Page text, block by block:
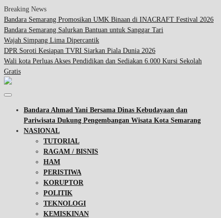
Breaking News
Bandara Semarang Promosikan UMK Binaan di INACRAFT Festival 2026
Bandara Semarang Salurkan Bantuan untuk Sanggar Tari
Wajah Simpang Lima Dipercantik
DPR Soroti Kesiapan TVRI Siarkan Piala Dunia 2026
Wali kota Perluas Akses Pendidikan dan Sediakan 6.000 Kursi Sekolah
Gratis
Bandara Ahmad Yani Bersama Dinas Kebudayaan dan
Pariwisata Dukung Pengembangan Wisata Kota Semarang
NASIONAL
TUTORIAL
RAGAM / BISNIS
HAM
PERISTIWA
KORUPTOR
POLITIK
TEKNOLOGI
KEMISKINAN